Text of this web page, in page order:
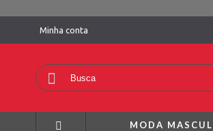
Minha conta
MODA